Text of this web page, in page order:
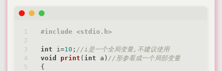
#include <stdio.h>
int i=10 ; //i是一个全局变量,不建议使用
void
print ( int a) //形参看成一个局部变量
{